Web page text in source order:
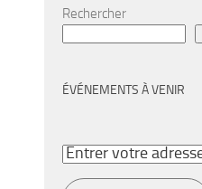
Rechercher
ÉVÉNEMENTS À VENIR